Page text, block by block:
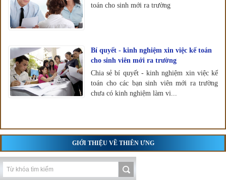
toán cho sinh mới ra trường
Bí quyết - kinh nghiệm xin việc kế toán
cho sinh viên mới ra trường
Chia sẻ bí quyết - kinh nghiệm xin việc kế
toán cho các bạn sinh viên mới ra trường
chưa có kinh nghiệm làm vi...
GIỚI THIỆU VỀ THIÊN ƯNG